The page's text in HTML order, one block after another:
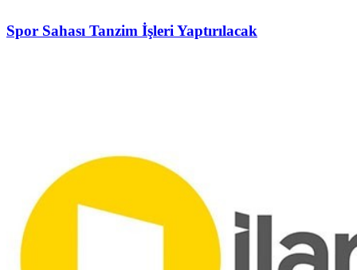
Spor Sahası Tanzim İşleri Yaptırılacak